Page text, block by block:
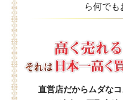
ら何でも
直営店だからムダな